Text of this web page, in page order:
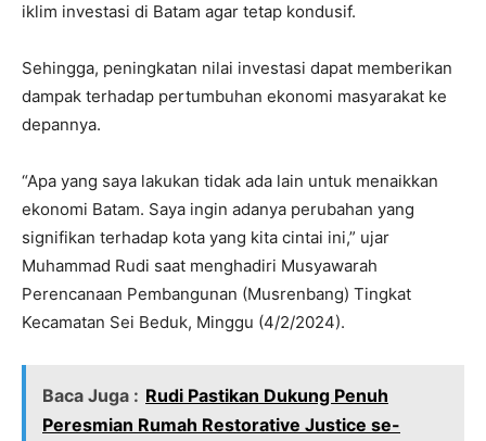
iklim investasi di Batam agar tetap kondusif.
Sehingga, peningkatan nilai investasi dapat memberikan
dampak terhadap pertumbuhan ekonomi masyarakat ke
depannya.
“Apa yang saya lakukan tidak ada lain untuk menaikkan
ekonomi Batam. Saya ingin adanya perubahan yang
signifikan terhadap kota yang kita cintai ini,” ujar
Muhammad Rudi saat menghadiri Musyawarah
Perencanaan Pembangunan (Musrenbang) Tingkat
Kecamatan Sei Beduk, Minggu (4/2/2024).
Baca Juga : Rudi Pastikan Dukung Penuh
Peresmian Rumah Restorative Justice se-